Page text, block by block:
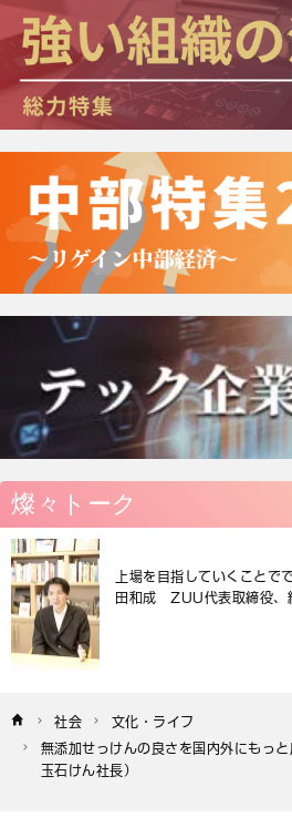
燦々トーク
上場を目指していくこと
田和成 ZUU代表取締役、
社会
文化・ライフ
無添加せっけんの良さを国内外にもっ
玉石けん社長）